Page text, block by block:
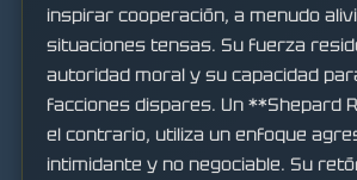
inspirar cooperación, a menudo
situaciones tensas. Su fuerza
autoridad moral y su capacidad
facciones dispares. Un **Shepard
el contrario, utiliza un enfoque
intimidante y no negociable. Su